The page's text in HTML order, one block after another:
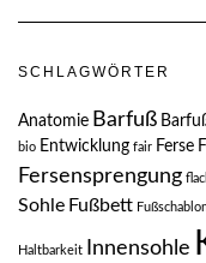
SCHLAGWÖRTER
Anatomie Barfuß
bio Entwicklung fair Ferse
Fersensprengung
Sohle Fußbett
Haltbarkeit Innensohle